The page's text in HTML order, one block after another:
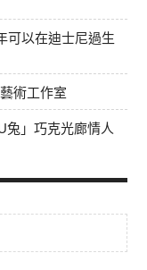
可以在迪士尼過生
術工作室
兔」巧克光廊情人